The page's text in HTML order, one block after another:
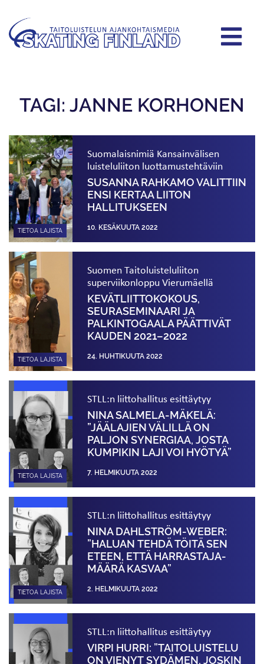
TAGI: JANNE KORHONEN
TIETOA LAJISTA
Suomalaisnimiä Kansainvälisen
luisteluliiton luottamustehtäviin
SUSANNA RAHKAMO VALITTIIN
ENSI KERTAA LIITON
HALLITUKSEEN
10. KESÄKUUTA 2022
TIETOA LAJISTA
Suomen Taitoluisteluliiton
superviikonloppu Vierumäellä
KEVÄTLIITTOKOKOUS,
SEURASEMINAARI JA
PALKINTOGAALA PÄÄTTIVÄT
KAUDEN 2021–2022
24. HUHTIKUUTA 2022
TIETOA LAJISTA
STLL:n liittohallitus esittäytyy
NINA SALMELA-MÄKELÄ:
”JÄÄLAJIEN VÄLILLÄ ON
PALJON SYNERGIAA, JOSTA
KUMPIKIN LAJI VOI HYÖTYÄ”
7. HELMIKUUTA 2022
TIETOA LAJISTA
STLL:n liittohallitus esittäytyy
NINA DAHLSTRÖM-WEBER:
”HALUAN TEHDÄ TÖITÄ SEN
ETEEN, ETTÄ HARRASTAJA­
MÄÄRÄ KASVAA”
2. HELMIKUUTA 2022
STLL:n liittohallitus esittäytyy
VIRPI HURRI: ”TAITOLUISTELU
ON VIENYT SYDÄMEN, JOSKIN